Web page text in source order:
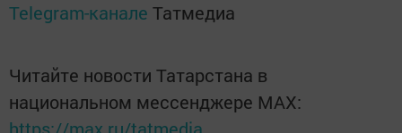
Telegram-канале Татмедиа
Читайте новости Татарстана в
национальном мессенджере MАХ: